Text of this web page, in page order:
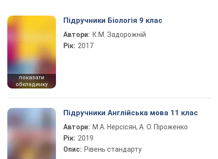
показати
обкладинку
Підручники Біологія 9 клас
Автори: К.М. Задорожній
Рік: 2017
Підручники Англійська мова 11 клас
Автори: М.А. Нерсісян, А. О. Піроженко
Рік: 2019
Опис: Рівень стандарту